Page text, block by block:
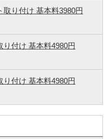
り付け 基本料3980円
付け 基本料4980円
付け 基本料4980円